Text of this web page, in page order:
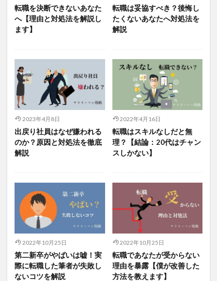
転職を決断できないあなた
へ【理由と対処法を解説し
ます】
転職は妥協すべき？後悔し
たくないあなたへ対処法を
解説
2023年4月8日
出戻り社員はなぜ嫌われる
のか？原因と対処法を徹底
解説
2022年4月16日
転職はスキルなしだと無
理？【結論：20代はチャン
スしかない】
2022年10月25日
第二新卒がやばいは嘘！実
際に転職した筆者が失敗し
ないコツを解説
2022年10月25日
転職であなたが受からない
理由を暴露【僕が改善した
方法を教えます】